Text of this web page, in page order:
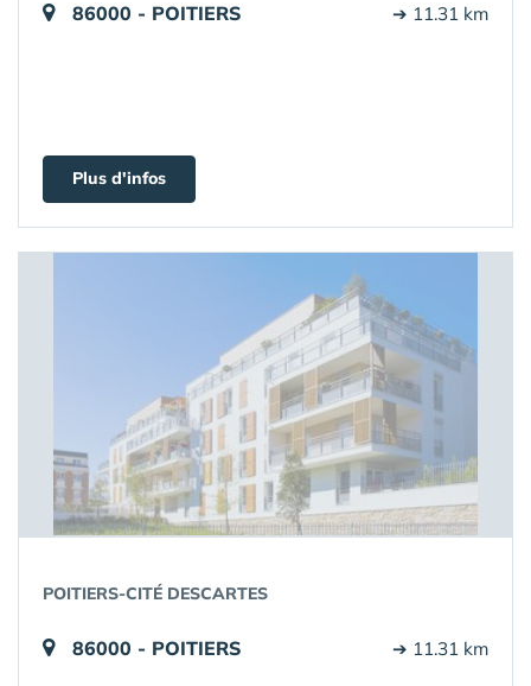
86000 - POITIERS ➔ 11.31 km
Plus d'infos
POITIERS-CITÉ DESCARTES
86000 - POITIERS ➔ 11.31 km